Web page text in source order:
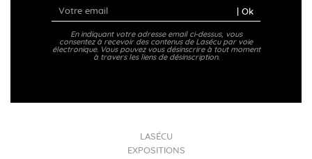
| Ok
En indiquant votre adresse email ci-dessus, vous
consentez à recevoir des contenus de Lasécu par voie
électronique. Vous pouvez vous désinscrire à tout moment
à travers les liens de désinscription.
LASÉCU
EXPOSITIONS